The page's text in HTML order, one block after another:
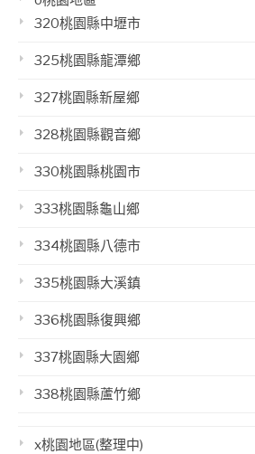
320桃園縣中壢市
325桃園縣龍潭鄉
327桃園縣新屋鄉
328桃園縣觀音鄉
330桃園縣桃園市
333桃園縣龜山鄉
334桃園縣八德市
335桃園縣大溪鎮
336桃園縣復興鄉
337桃園縣大園鄉
338桃園縣蘆竹鄉
x桃園地區(整理中)